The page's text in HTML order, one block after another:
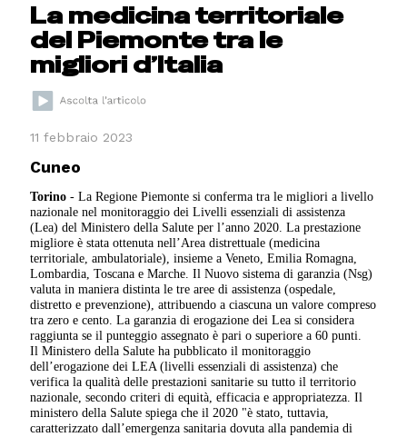
La medicina territoriale
del Piemonte tra le
migliori d’Italia
11 febbraio 2023
Cuneo
Torino - La Regione Piemonte si conferma tra le migliori a livello
nazionale nel monitoraggio dei Livelli essenziali di assistenza
(Lea) del Ministero della Salute per l’anno 2020. La prestazione
migliore è stata ottenuta nell’Area distrettuale (medicina
territoriale, ambulatoriale), insieme a Veneto, Emilia Romagna,
Lombardia, Toscana e Marche. Il Nuovo sistema di garanzia (Nsg)
valuta in maniera distinta le tre aree di assistenza (ospedale,
distretto e prevenzione), attribuendo a ciascuna un valore compreso
tra zero e cento. La garanzia di erogazione dei Lea si considera
raggiunta se il punteggio assegnato è pari o superiore a 60 punti.
Il Ministero della Salute ha pubblicato il monitoraggio
dell’erogazione dei LEA (livelli essenziali di assistenza) che
verifica la qualità delle prestazioni sanitarie su tutto il territorio
nazionale, secondo criteri di equità, efficacia e appropriatezza. Il
ministero della Salute spiega che il 2020 "è stato, tuttavia,
caratterizzato dall’emergenza sanitaria dovuta alla pandemia di